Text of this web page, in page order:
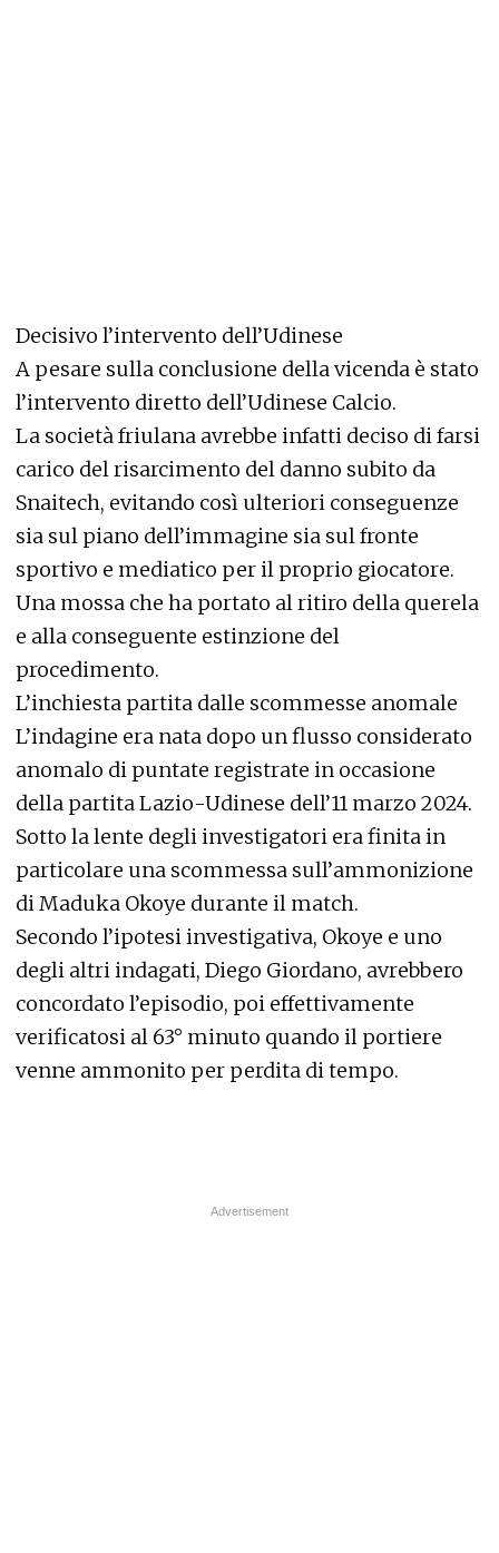
Decisivo l’intervento dell’Udinese
A pesare sulla conclusione della vicenda è stato
l’intervento diretto dell’Udinese Calcio.
La società friulana avrebbe infatti deciso di farsi
carico del risarcimento del danno subito da
Snaitech, evitando così ulteriori conseguenze
sia sul piano dell’immagine sia sul fronte
sportivo e mediatico per il proprio giocatore.
Una mossa che ha portato al ritiro della querela
e alla conseguente estinzione del
procedimento.
L’inchiesta partita dalle scommesse anomale
L’indagine era nata dopo un flusso considerato
anomalo di puntate registrate in occasione
della partita Lazio-Udinese dell’11 marzo 2024.
Sotto la lente degli investigatori era finita in
particolare una scommessa sull’ammonizione
di Maduka Okoye durante il match.
Secondo l’ipotesi investigativa, Okoye e uno
degli altri indagati, Diego Giordano, avrebbero
concordato l’episodio, poi effettivamente
verificatosi al 63° minuto quando il portiere
venne ammonito per perdita di tempo.